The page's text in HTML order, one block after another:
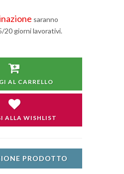
saranno
20 giorni lavorativi.
AL CARRELLO
ALLA WISHLIST
PRODOTTO